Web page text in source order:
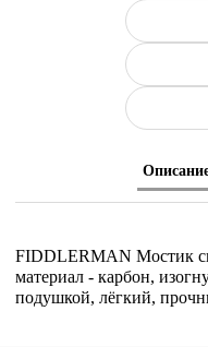
FIDDLERMAN Мостик
материал - карбон,
подушкой, лёгкий,